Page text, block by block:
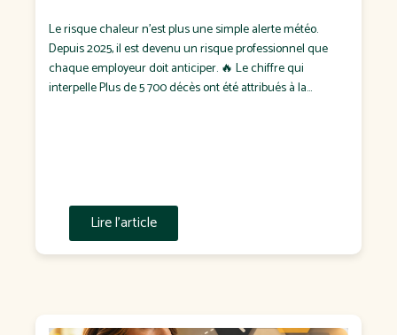
Le risque chaleur n'est plus une simple alerte météo.
Depuis 2025, il est devenu un risque professionnel que
chaque employeur doit anticiper. 🔥 Le chiffre qui
interpelle Plus de 5 700 décès ont été attribués à la
Lire l'article